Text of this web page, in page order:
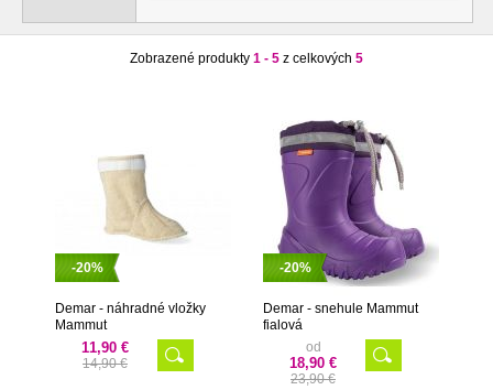
Zobrazené produkty 1 - 5 z celkových 5
-20%
Demar - náhradné vložky
Mammut
11,90 €
14,90 €
-20%
Demar - snehule Mammut
fialová
od
18,90 €
23,90 €